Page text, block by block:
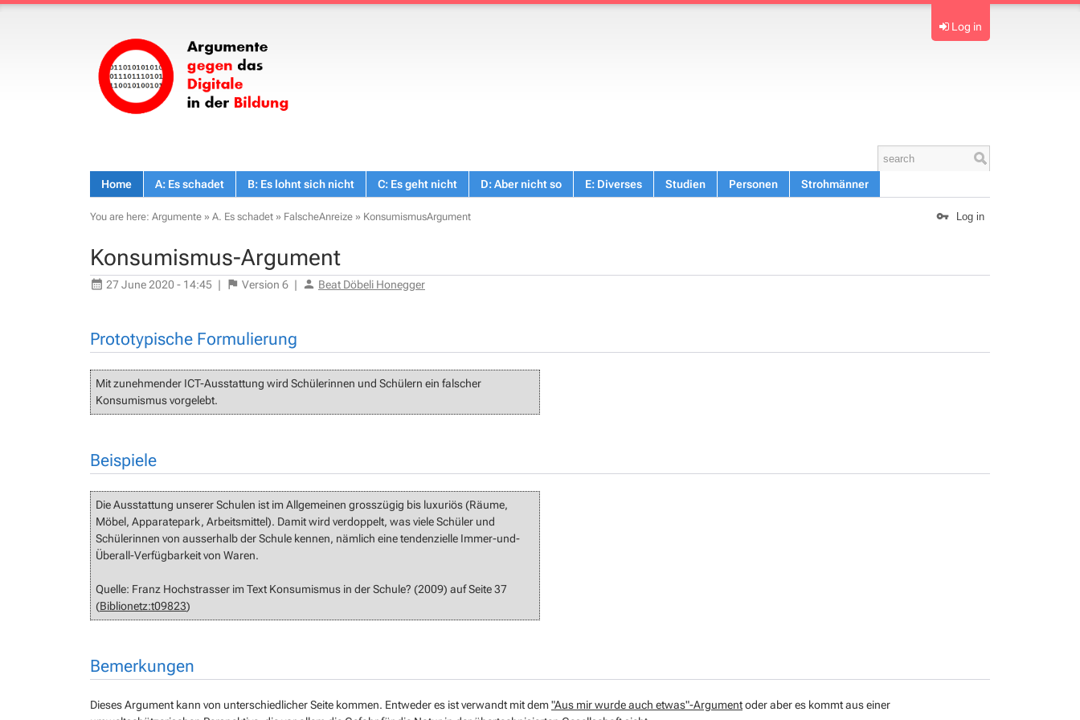
Log in
Home A: Es schadet B: Es lohnt sich nicht C: Es geht nicht D: Aber nicht so E: Diverses Studien Personen Strohmänner
Log in
You are here: Argumente » A. Es schadet » FalscheAnreize » KonsumismusArgument
Konsumismus-Argument
27 June 2020 - 14:45 | Version 6 | Beat Döbeli Honegger
Prototypische Formulierung
Mit zunehmender ICT-Ausstattung wird Schülerinnen und Schülern ein falscher
Konsumismus vorgelebt.
Beispiele
Die Ausstattung unserer Schulen ist im Allgemeinen grosszügig bis luxuriös (Räume,
Möbel, Apparatepark, Arbeitsmittel). Damit wird verdoppelt, was viele Schüler und
Schülerinnen von ausserhalb der Schule kennen, nämlich eine tendenzielle Immer-und-
Überall-Verfügbarkeit von Waren.
Quelle: Franz Hochstrasser im Text Konsumismus in der Schule? (2009) auf Seite 37
(Biblionetz:t09823)
Bemerkungen
Dieses Argument kann von unterschiedlicher Seite kommen. Entweder es ist verwandt mit dem "Aus mir wurde auch etwas"-Argumentoder aber es kommt aus einer